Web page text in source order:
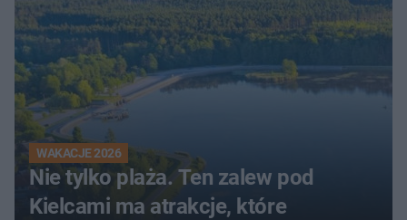
WAKACJE 2026
Nie tylko plaża. Ten zalew pod
Kielcami ma atrakcje, które